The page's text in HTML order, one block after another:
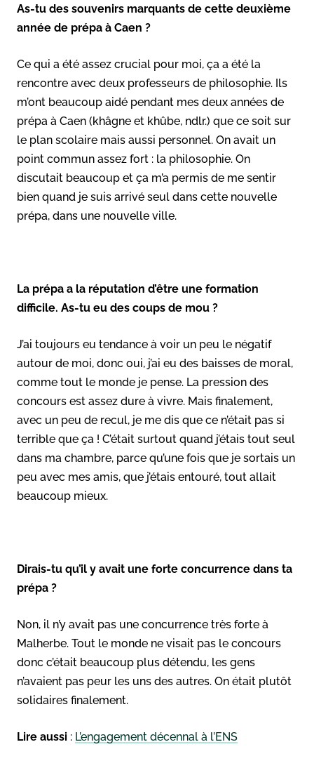
As-tu des souvenirs marquants de cette deuxième
année de prépa à Caen ?
Ce qui a été assez crucial pour moi, ça a été la
rencontre avec deux professeurs de philosophie. Ils
m’ont beaucoup aidé pendant mes deux années de
prépa à Caen (khâgne et khûbe, ndlr.) que ce soit sur
le plan scolaire mais aussi personnel. On avait un
point commun assez fort : la philosophie. On
discutait beaucoup et ça m’a permis de me sentir
bien quand je suis arrivé seul dans cette nouvelle
prépa, dans une nouvelle ville.
La prépa a la réputation d’être une formation
difficile. As-tu eu des coups de mou ?
J’ai toujours eu tendance à voir un peu le négatif
autour de moi, donc oui, j’ai eu des baisses de moral,
comme tout le monde je pense. La pression des
concours est assez dure à vivre. Mais finalement,
avec un peu de recul, je me dis que ce n’était pas si
terrible que ça ! C’était surtout quand j’étais tout seul
dans ma chambre, parce qu’une fois que je sortais un
peu avec mes amis, que j’étais entouré, tout allait
beaucoup mieux.
Dirais-tu qu’il y avait une forte concurrence dans ta
prépa ?
Non, il n’y avait pas une concurrence très forte à
Malherbe. Tout le monde ne visait pas le concours
donc c’était beaucoup plus détendu, les gens
n’avaient pas peur les uns des autres. On était plutôt
solidaires finalement.
Lire aussi : L’engagement décennal à l’ENS